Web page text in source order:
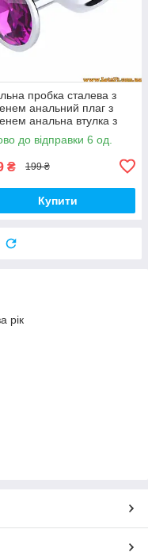
пробка сталева з
анальний плаг з
анальна втулка з
метал залізна
до відправки 6 од.
₴ 199 ₴
Купити
рік